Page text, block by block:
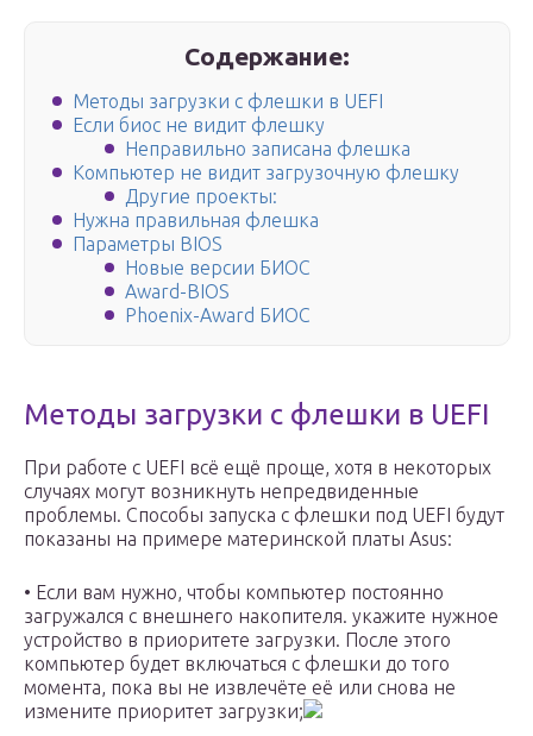
Содержание:
Методы загрузки с флешки в UEFI
Если биос не видит флешку
Неправильно записана флешка
Компьютер не видит загрузочную флешку
Другие проекты:
Нужна правильная флешка
Параметры BIOS
Новые версии БИОС
Award-BIOS
Phoenix-Award БИОС
Методы загрузки с флешки в UEFI
При работе с UEFI всё ещё проще, хотя в некоторых
случаях могут возникнуть непредвиденные
проблемы. Способы запуска с флешки под UEFI будут
показаны на примере материнской платы Asus:
• Если вам нужно, чтобы компьютер постоянно
загружался с внешнего накопителя. укажите нужное
устройство в приоритете загрузки. После этого
компьютер будет включаться с флешки до того
момента, пока вы не извлечёте её или снова не
измените приоритет загрузки;